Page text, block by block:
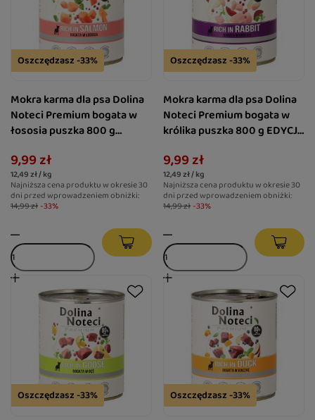
Oszczędzasz -33%
Mokra karma dla psa Dolina
Noteci Premium bogata w
łososia puszka 800 g
9,99 zł
12,49 zł / kg
Najniższa cena produktu w okresie 30
dni przed wprowadzeniem obniżki:
14,99 zł -33%
Oszczędzasz -33%
Mokra karma dla psa Dolina
Noteci Premium bogata w
królika puszka 800 g EDYCJA
9,99 zł
12,49 zł / kg
Najniższa cena produktu w okresie 30
dni przed wprowadzeniem obniżki:
14,99 zł -33%
Oszczędzasz -33% Oszczędzasz -33%